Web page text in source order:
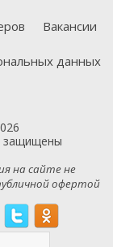
Вакансии
данных
защищены
на сайте не
офертой